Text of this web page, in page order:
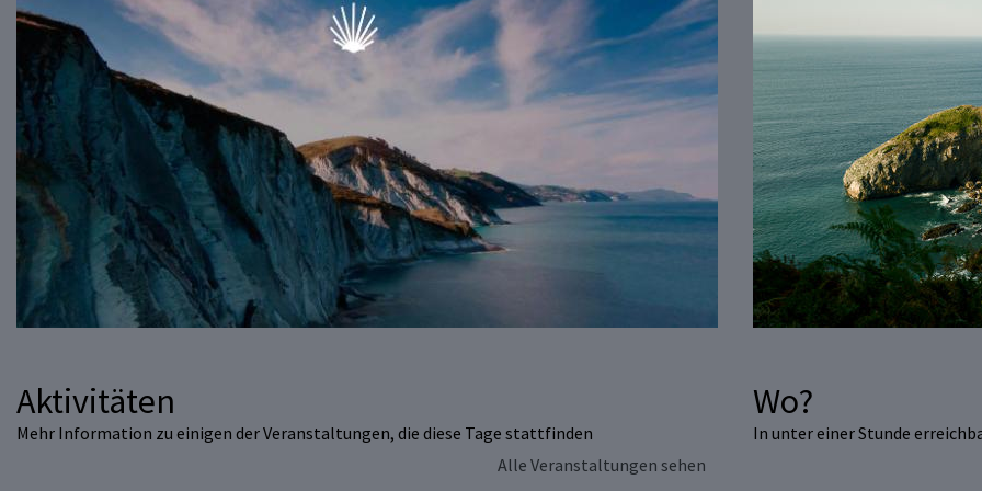
Aktivitäten
Mehr Information zu einigen der Veranstaltungen, die diese Tage stattfinden
Alle Veranstaltungen sehen
Wo?
In unter einer Stunde